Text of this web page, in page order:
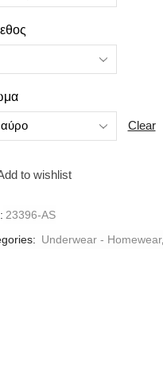
Clear
to wishlist
23396-AS
Underwear - Homewear,